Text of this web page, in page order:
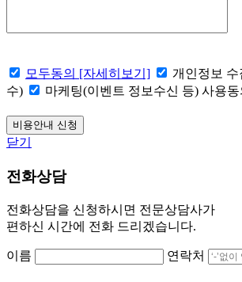
모두동의 [자세히보기]
개인정보 수
수)
마케팅(이벤트 정보수신 등) 사용
닫기
전화상담
전화상담을 신청하시면 전문상담사가
편하신 시간에 전화 드리겠습니다.
이름 연락처